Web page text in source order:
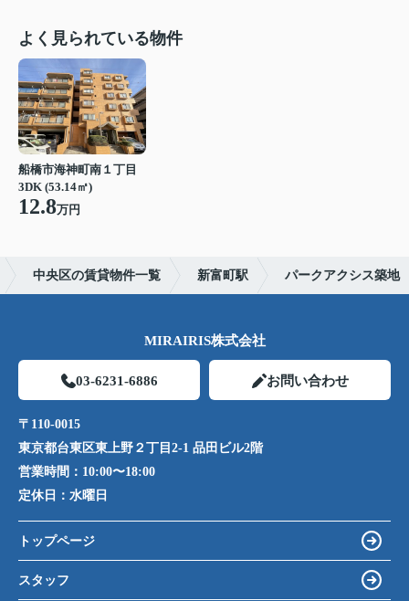
よく見られている物件
船橋市海神町南１丁目
3DK (53.14㎡)
12.8万円
中央区の賃貸物件一覧 新富町駅 パークアクシス築地
MIRAIRIS株式会社
03-6231-6886 お問い合わせ
〒110-0015
東京都台東区東上野２丁目2-1 品田ビル2階
営業時間： 10:00〜18:00
定休日： 水曜日
トップページ
スタッフ